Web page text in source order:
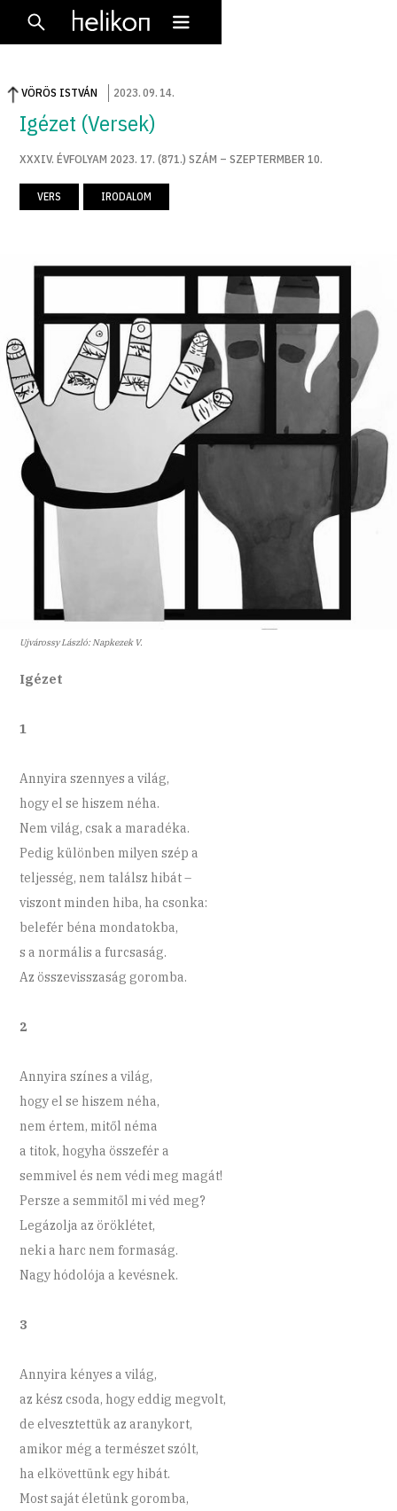
VÖRÖS ISTVÁN 2023.09. 14.
Igézet (Versek)
XXXIV. ÉVFOLYAM 2023. 17. (871.) SZÁM – SZEPTERMBER 10.
VERS IRODALOM
Ujvárossy László: Napkezek V.
Igézet
1
Annyira szennyes a világ,
hogy el se hiszem néha.
Nem világ, csak a maradéka.
Pedig különben milyen szép a
teljesség, nem találsz hibát –
viszont minden hiba, ha csonka:
belefér béna mondatokba,
s a normális a furcsaság.
Az összevisszaság goromba.
2
Annyira színes a világ,
hogy el se hiszem néha,
nem értem, mitől néma
a titok, hogyha összefér a
semmivel és nem védi meg magát!
Persze a semmitől mi véd meg?
Legázolja az öröklétet,
neki a harc nem formaság.
Nagy hódolója a kevésnek.
3
Annyira kényes a világ,
az kész csoda, hogy eddig megvolt,
de elvesztettük az aranykort,
amikor még a természet szólt,
ha elkövettünk egy hibát.
Most saját életünk goromba,